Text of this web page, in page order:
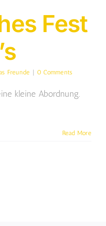
Fest
Freunde 0 Comments
kleine Abordnung.
Read More